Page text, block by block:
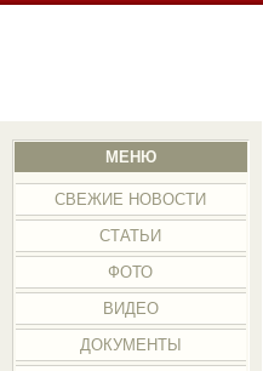
МЕНЮ
СВЕЖИЕ НОВОСТИ
СТАТЬИ
ФОТО
ВИДЕО
ДОКУМЕНТЫ